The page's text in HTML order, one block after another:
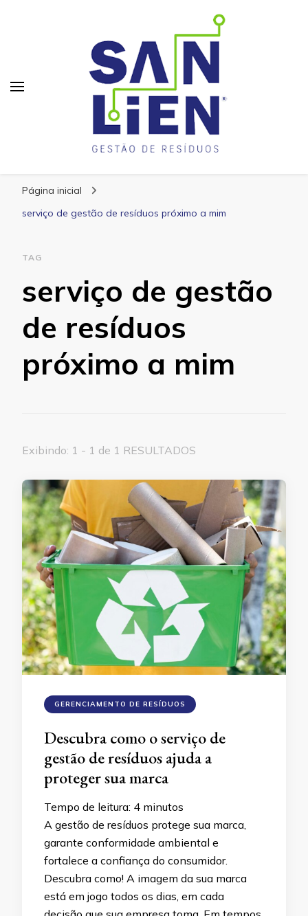
Página inicial
serviço de gestão de resíduos próximo a mim
TAG
serviço de gestão
de resíduos
próximo a mim
Exibindo: 1 - 1 de 1 RESULTADOS
GERENCIAMENTO DE RESÍDUOS
Descubra como o serviço de
gestão de resíduos ajuda a
proteger sua marca
Tempo de leitura: 4 minutos
A gestão de resíduos protege sua marca,
garante conformidade ambiental e
fortalece a confiança do consumidor.
Descubra como! A imagem da sua marca
está em jogo todos os dias, em cada